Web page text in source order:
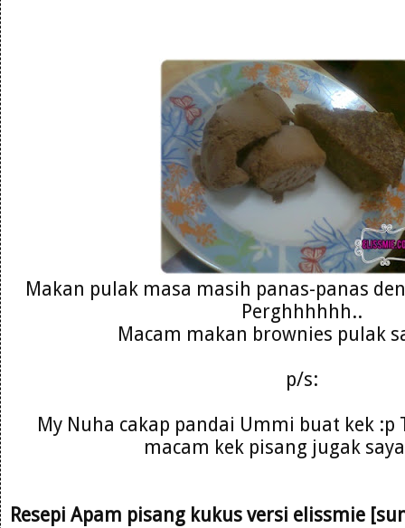
Makan pulak masa masih panas-panas
Perghhhhhh..
Macam makan brownies pulak
p/s:
My Nuha cakap pandai Ummi buat kek :p
macam kek pisang jugak
Resepi Apam pisang kukus versi elissmie